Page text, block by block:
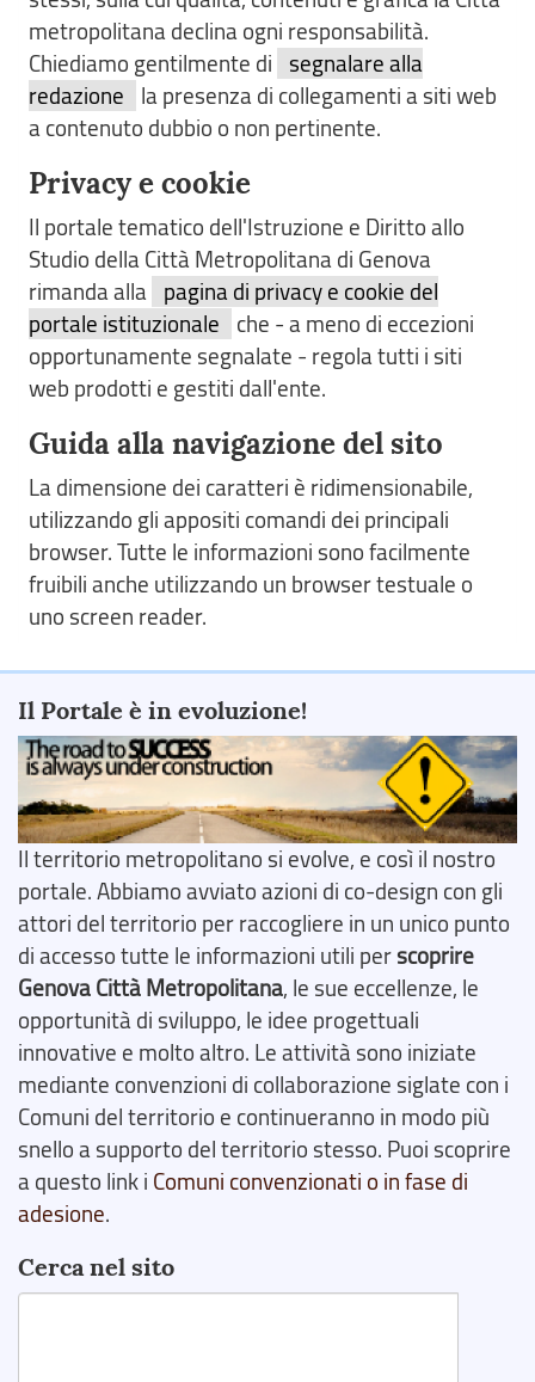
metropolitana declina ogni responsabilità.
Chiediamo gentilmente di segnalare alla
redazione
la presenza di collegamenti a siti web
a contenuto dubbio o non pertinente.
Privacy e cookie
Il portale tematico dell'Istruzione e Diritto allo
Studio della Città Metropolitana di Genova
rimanda alla pagina di privacy e cookie del
portale istituzionale
che - a meno di eccezioni
opportunamente segnalate - regola tutti i siti
web prodotti e gestiti dall'ente.
Guida alla navigazione del sito
La dimensione dei caratteri è ridimensionabile,
utilizzando gli appositi comandi dei principali
browser. Tutte le informazioni sono facilmente
fruibili anche utilizzando un browser testuale o
uno screen reader.
Il Portale è in evoluzione!
Il territorio metropolitano si evolve, e così il nostro
portale. Abbiamo avviato azioni di co-design con gli
attori del territorio per raccogliere in un unico punto
di accesso tutte le informazioni utili perscoprire
Genova Città Metropolitana, le sue eccellenze, le
opportunità di sviluppo, le idee progettuali
innovative e molto altro. Le attività sono iniziate
mediante convenzioni di collaborazione siglate con i
Comuni del territorio e continueranno in modo più
snello a supporto del territorio stesso. Puoi scoprire
a questo link i Comuni convenzionati o in fase di
adesione.
Cerca nel sito